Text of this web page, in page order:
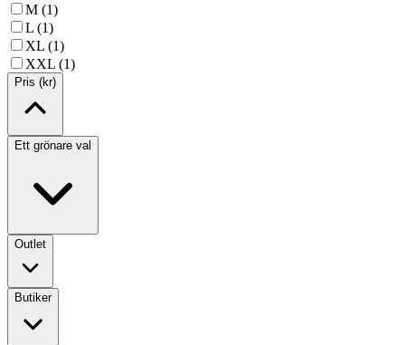
M (1)
L (1)
XL (1)
XXL (1)
Pris (kr)
Ett grönare val
Outlet
Butiker